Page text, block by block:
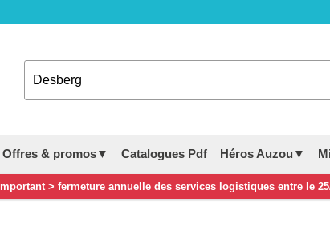
Offres & promos▼ Catalogues Pdf Héros Auzou▼
Important > fermeture annuelle des services logistiques entre le